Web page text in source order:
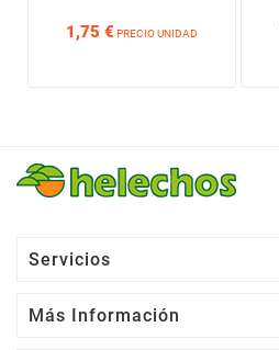
1,75 € PRECIO UNIDAD
Servicios
Más Información